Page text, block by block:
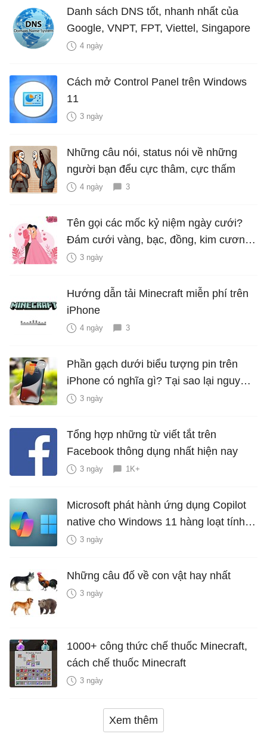
Danh sách DNS tốt, nhanh nhất của
Google, VNPT, FPT, Viettel, Singapore
4 ngày
Cách mở Control Panel trên Windows
11
3 ngày
Những câu nói, status nói về những
người bạn đểu cực thâm, cực thấm
4 ngày 3
Tên gọi các mốc kỷ niệm ngày cưới?
Đám cưới vàng, bạc, đồng, kim cương
là bao nhiêu năm?
3 ngày
Hướng dẫn tải Minecraft miễn phí trên
iPhone
4 ngày 3
Phần gạch dưới biểu tượng pin trên
iPhone có nghĩa gì? Tại sao lại nguy
hiểm?
3 ngày
Tổng hợp những từ viết tắt trên
Facebook thông dụng nhất hiện nay
3 ngày 1K+
Microsoft phát hành ứng dụng Copilot
native cho Windows 11 hàng loạt tính
năng mới Hữu Ích
3 ngày
Những câu đố về con vật hay nhất
3 ngày
1000+ công thức chế thuốc Minecraft,
cách chế thuốc Minecraft
3 ngày
Xem thêm